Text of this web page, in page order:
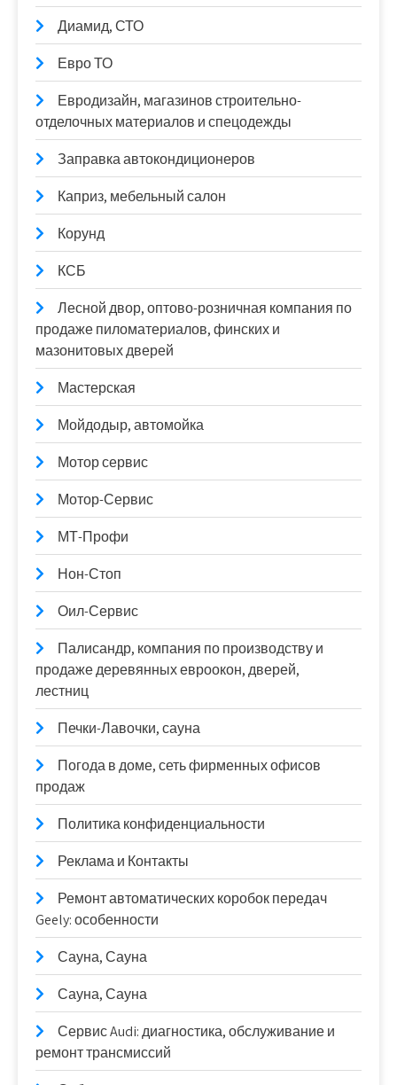
Диамид, СТО
Евро ТО
Евродизайн, магазинов строительно-
отделочных материалов и спецодежды
Заправка автокондиционеров
Каприз, мебельный салон
Корунд
КСБ
Лесной двор, оптово-розничная компания по
продаже пиломатериалов, финских и
мазонитовых дверей
Мастерская
Мойдодыр, автомойка
Мотор сервис
Мотор-Сервис
МТ-Профи
Нон-Стоп
Оил-Сервис
Палисандр, компания по производству и
продаже деревянных евроокон, дверей,
лестниц
Печки-Лавочки, сауна
Погода в доме, сеть фирменных офисов
продаж
Политика конфиденциальности
Реклама и Контакты
Ремонт автоматических коробок передач
Geely: особенности
Сауна, Сауна
Сауна, Сауна
Сервис Audi: диагностика, обслуживание и
ремонт трансмиссий